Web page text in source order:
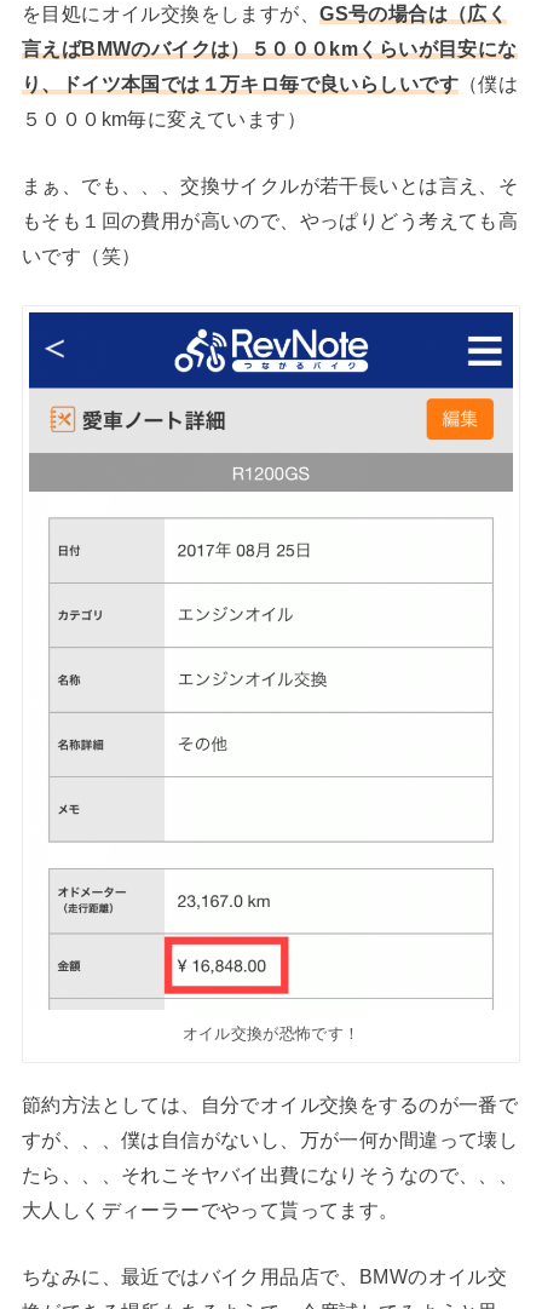
を目処にオイル交換をしますが、GS号の場合は（広く
言えばBMWのバイクは）５０００kmくらいが目安にな
り、ドイツ本国では１万キロ毎で良いらしいです（僕は
５０００km毎に変えています）
まぁ、でも、、、交換サイクルが若干長いとは言え、そ
もそも１回の費用が高いので、やっぱりどう考えても高
いです（笑）
オイル交換が恐怖です！
節約方法としては、自分でオイル交換をするのが一番で
すが、、、僕は自信がないし、万が一何か間違って壊し
たら、、、それこそヤバイ出費になりそうなので、、、
大人しくディーラーでやって貰ってます。
ちなみに、最近ではバイク用品店で、BMWのオイル交